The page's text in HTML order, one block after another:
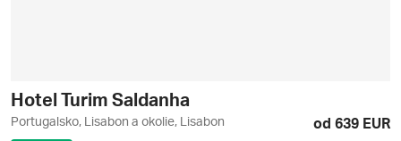
Hotel Turim Saldanha
Portugalsko, Lisabon a okolie, Lisabon od 639 EUR